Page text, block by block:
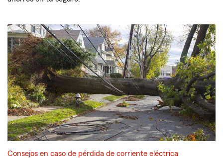
Consejos en caso de pérdida de corriente eléctrica